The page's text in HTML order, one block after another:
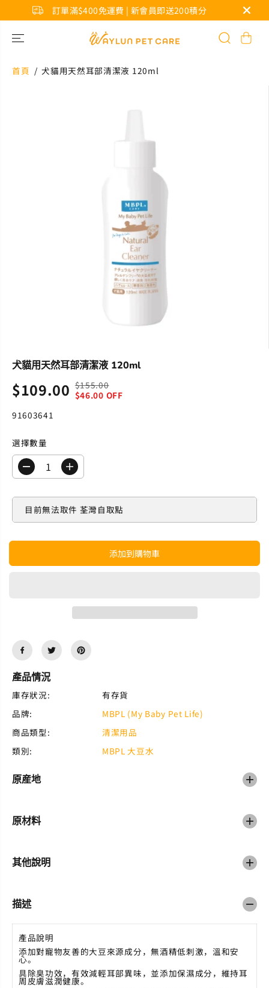
跳到內容訂單滿$400免運費 | 新會員即送200積分
首頁
犬貓用天然耳部清潔液 120ml
犬貓用天然耳部清潔液 120ml
折
價
$109.00 正
常
$155.00
你
已
$46.00 OFF
91603641
選擇數量
減
數
量
犬
用
2
l
增
數
量
犬
用
潔
液
2
0
目前無法取件 荃灣自取點
添加到購物車
產品情況
庫存狀況:
有存貨
品牌:
MBPL (My Baby Pet Life)
商品類型:
清潔用品
類別:
MBPL 大豆水
原産地
原材料
其他說明
描述
產品說明
添加對寵物友善的大豆來源成分，無酒精低刺激，溫和安
心。
具除臭功效，有效減輕耳部異味，並添加保濕成分，維持耳
周皮膚滋潤健康。